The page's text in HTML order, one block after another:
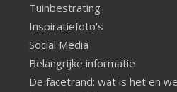
Tuinbestrating
Inspiratiefoto's
Social Media
Belangrijke informatie
De facetrand: wat is het en